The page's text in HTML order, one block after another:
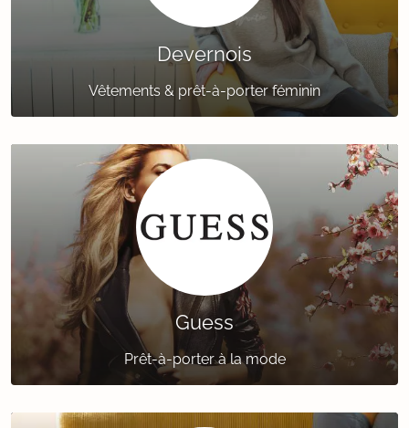
Devernois
Vêtements & prêt-à-porter féminin
Guess
Prêt-à-porter à la mode